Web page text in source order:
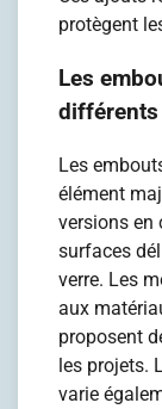
protègent
Les
Les
élément
versions en
surfaces
verre. Les
aux
proposent
les projets.
varie